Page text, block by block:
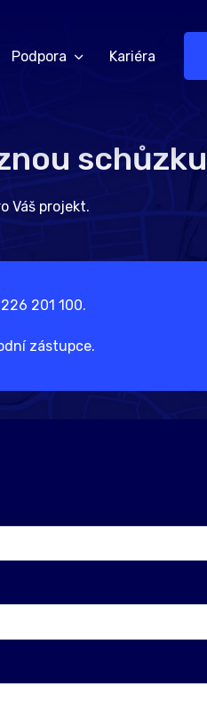
Podpora Kariéra
schůzku
Váš projekt.
201 100.
zástupce.